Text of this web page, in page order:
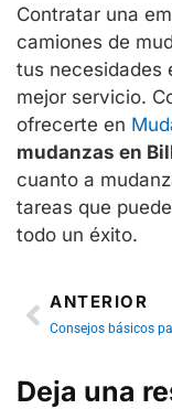
Contratar una
camiones de
tus necesidades
mejor servicio.
ofrecerte en
mudanzas en
cuanto a
tareas que
todo un éxito.
ANTERIOR
Deja una